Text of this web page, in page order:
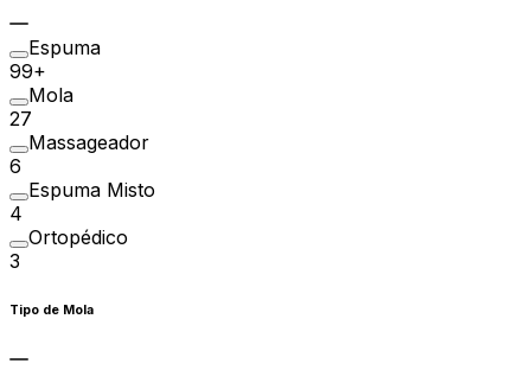
Espuma
99+
Mola
27
Massageador
6
Espuma Misto
4
Ortopédico
3
Tipo de Mola